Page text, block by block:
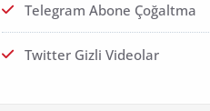
Telegram Abone Çoğaltma
Twitter Gizli Videolar